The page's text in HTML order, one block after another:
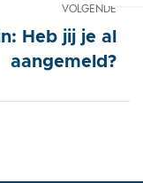
VOLGENDE
Heb jij je al
aangemeld?